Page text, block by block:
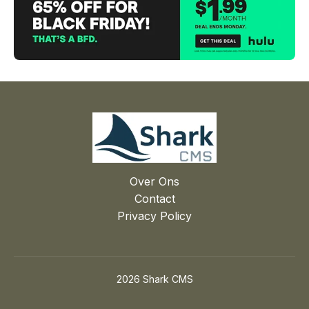
Over Ons
Contact
Privacy Policy
2026 Shark CMS